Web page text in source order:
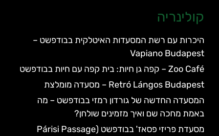
קולינריה
היכרות עם רשת המסעדות האיטלקית בבודפשט –
Vapiano Budapest
Zoo Café – קפה גן חיות: בית קפה עם חיות בבודפשט
Retró Lángos Budapest – מסעדה מומלצת
המסעדה החדשה של גורדון רמזי בבודפשט – מה
באמת מחכה שם ואיך מזמינים שולחן?
מסעדת פריזי פסאז' בבודפשט (Párisi Passage